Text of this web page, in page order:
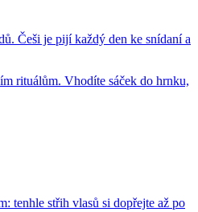
Češi je pijí každý den ke snídaní a
rituálům. Vhodíte sáček do hrnku,
tenhle střih vlasů si dopřejte až po